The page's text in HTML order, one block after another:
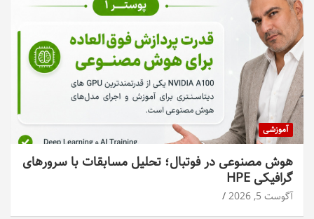
آموزشی
هوش مصنوعی در فوتبال؛ تحلیل مسابقات با سرورهای
گرافیکی HPE
آگوست 5, 2026